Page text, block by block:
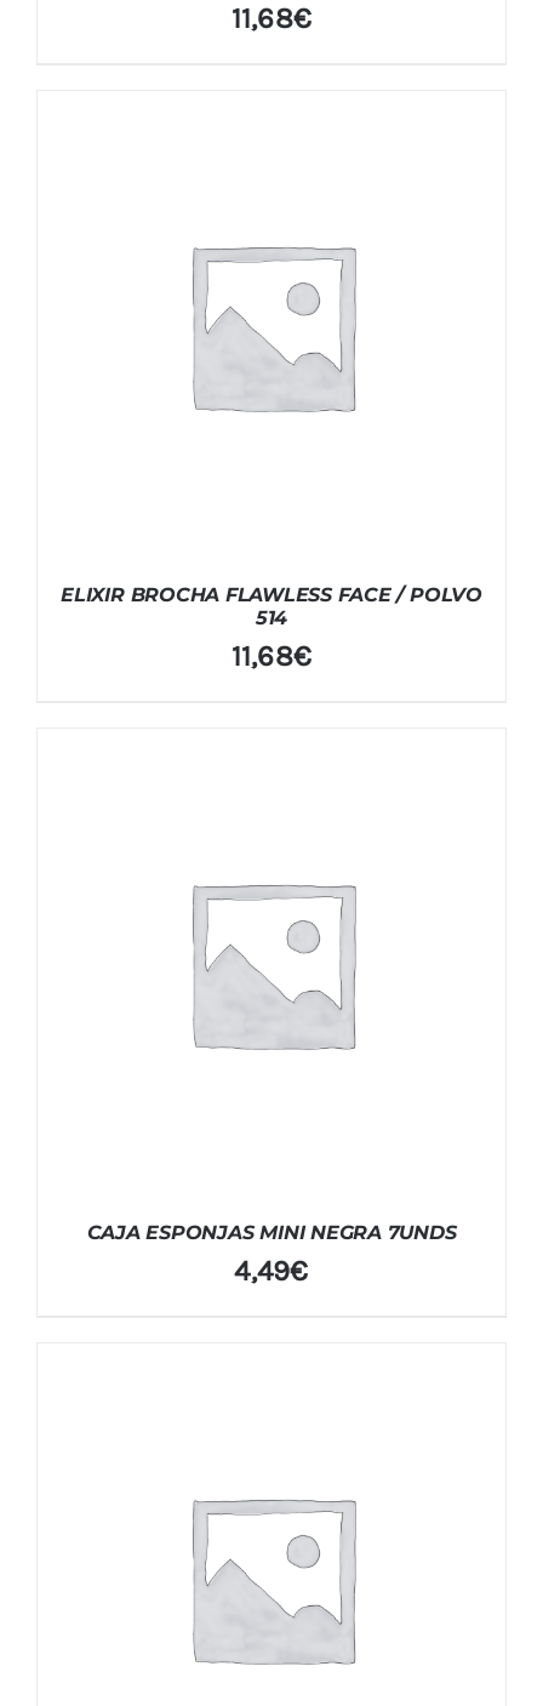
11,68€
ELIXIR BROCHA FLAWLESS FACE / POLVO
514
11,68€
CAJA ESPONJAS MINI NEGRA 7UNDS
4,49€